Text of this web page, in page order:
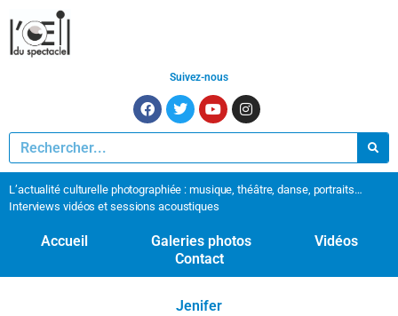
Suivez-nous
L’actualité culturelle photographiée : musique, théâtre, danse, portraits…
Interviews vidéos et sessions acoustiques
Accueil Galeries photos
Vidéos
Contact
Jenifer